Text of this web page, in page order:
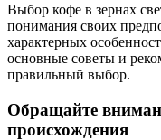
Выбор кофе в зернах
понимания своих
характерных
основные советы и
правильный выбор.
Обращайте
происхождения